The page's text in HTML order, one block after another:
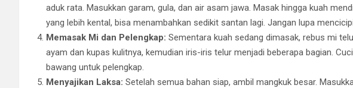
aduk rata. Masukkan garam, gula, dan air asam jawa. Masak hingga kuah
yang lebih kental, bisa menambahkan sedikit santan lagi. Jangan lupa
Memasak Mi dan Pelengkap: Sementara kuah sedang dimasak, rebus mi
ayam dan kupas kulitnya, kemudian iris-iris telur menjadi beberapa bagian.
bawang untuk pelengkap.
Menyajikan Laksa: Setelah semua bahan siap, ambil mangkuk besar.